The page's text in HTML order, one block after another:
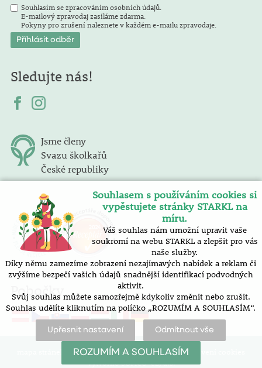
Souhlasím se zpracováním osobních údajů.
E-mailový zpravodaj zasíláme zdarma.
Pokyny pro zrušení naleznete v každém e-mailu zpravodaje.
Sledujte nás!
Jsme členy
Svazu školkařů
České republiky
Pobočky
prohlášení o přístupnosti |
nastavení cookies
Vytvořilo SOFICO-CZ, a.s.
Souhlasem s používáním cookies si
vypěstujete stránky STARKL na
míru.
Váš souhlas nám umožní upravit vaše
soukromí na webu STARKL a zlepšit pro vás
naše služby.
Díky němu zamezíme zobrazení nezajímavých nabídek a reklam či
zvýšíme bezpečí vašich údajů snadnější identifikací podvodných
aktivit.
Svůj souhlas můžete samozřejmě kdykoliv změnit nebo zrušit.
Souhlas udělíte kliknutím na políčko „ROZUMÍM A SOUHLASÍM“.
Upřesnit nastavení Odmítnout vše
ROZUMÍM A SOUHLASÍM